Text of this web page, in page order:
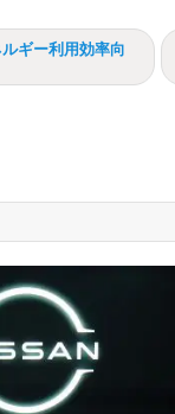
ギー利用効率向